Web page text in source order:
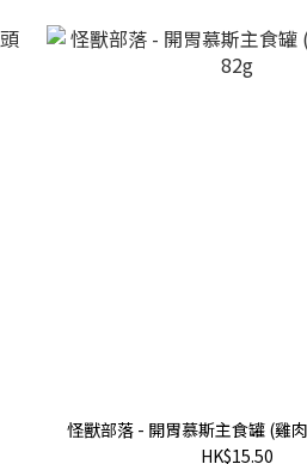
怪獸部落 - 開胃慕斯主食罐 (雞
HK$15.50